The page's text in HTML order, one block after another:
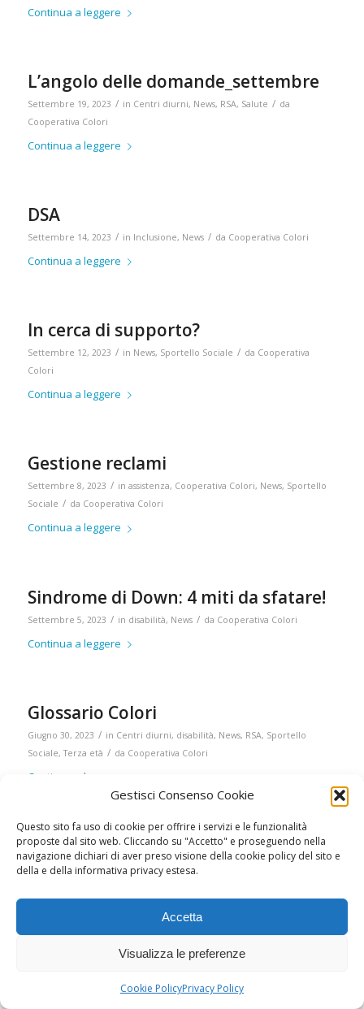
Gestisci Consenso Cookie
Questo sito fa uso di cookie per offrire i servizi e le funzionalità
proposte dal sito web. Cliccando su "Accetto" e proseguendo nella
navigazione dichiari di aver preso visione della cookie policy del sito e
della e della informativa privacy estesa.
Accetta
Visualizza le preferenze
Cookie PolicyPrivacy Policy
Continua a leggere
L’angolo delle domande_settembre
Settembre 19, 2023 / in Centri diurni, News, RSA, Salute / da
Cooperativa Colori
Continua a leggere
DSA
Settembre 14, 2023 / in Inclusione, News / da Cooperativa Colori
Continua a leggere
In cerca di supporto?
Settembre 12, 2023 / in News, Sportello Sociale / da Cooperativa
Colori
Continua a leggere
Gestione reclami
Settembre 8, 2023 / in assistenza, Cooperativa Colori, News, Sportello
Sociale / da Cooperativa Colori
Continua a leggere
Sindrome di Down: 4 miti da sfatare!
Settembre 5, 2023 / in disabilità, News / da Cooperativa Colori
Continua a leggere
Glossario Colori
Giugno 30, 2023 / in Centri diurni, disabilità, News, RSA, Sportello
Sociale,Terza età / da Cooperativa Colori
Continua a leggere
Sportello Sociale
Giugno 28, 2023 / inCentri diurni,disabilità
Benefici avocado
I nostri servizi
Sportello Sociale
Faq
Privacy Policy
Qualità e accreditamento
Parità di Genere
Segnalazioni Whistleblowing e relative alla Parità di Genere
CONTATTI
CONTATTI COOPERATIVA COLORI
SEDE LEGALE
Via Barzino 1 – 50053 Empoli FI
Tel.0571/982201
E-MAIL
info@coopcolori.it
colori-soc.coop@pec.it
INFO
Copyright Cooperativa Colori